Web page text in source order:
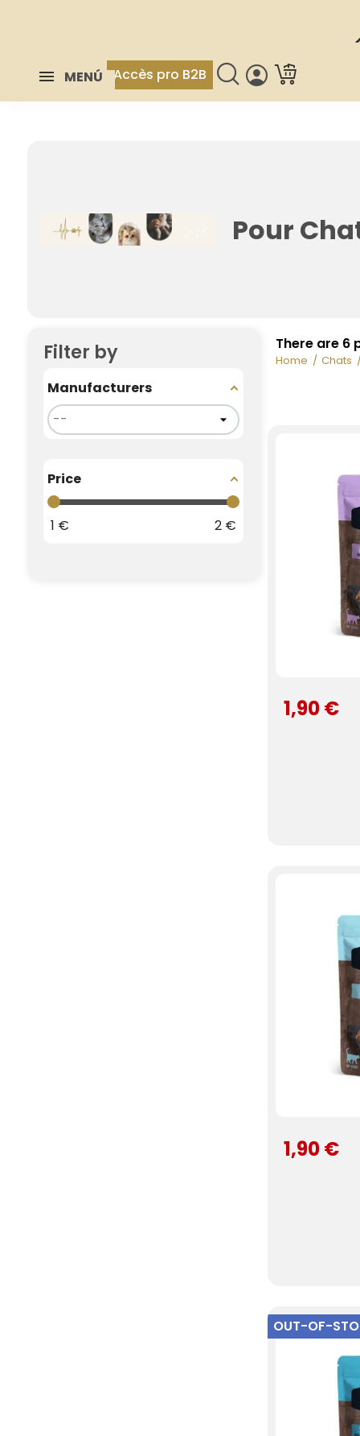
MENÚ Accès pro B2B
Pour
Filter by
Manufacturers
Price
1 € 2€
There are 6
Home Chats
1,90 €
1,90 €
OUT-OF-